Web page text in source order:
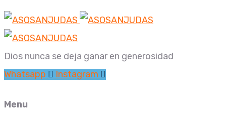
Dios nunca se deja ganar en generosidad
Whatsapp
Instagram
Menu